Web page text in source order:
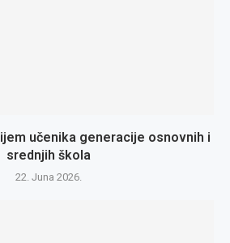
učenika generacije osnovnih i
srednjih škola
22. Juna 2026.